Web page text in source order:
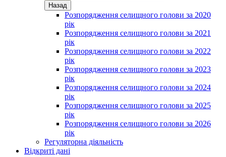
Назад
Розпорядження селищного голови за 2020
рік
Розпорядження селищного голови за 2021
рік
Розпорядження селищного голови за 2022
рік
Розпорядження селищного голови за 2023
рік
Розпорядження селищного голови за 2024
рік
Розпорядження селищного голови за 2025
рік
Розпорядження селищного голови за 2026
рік
Регуляторна діяльність
Відкриті дані